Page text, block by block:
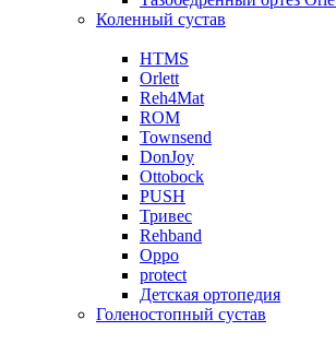
Коленный сустав
HTMS
Orlett
Reh4Mat
ROM
Townsend
DonJoy
Ottobock
PUSH
Тривес
Rehband
Oppo
protect
Детская ортопедия
Голеностопный сустав